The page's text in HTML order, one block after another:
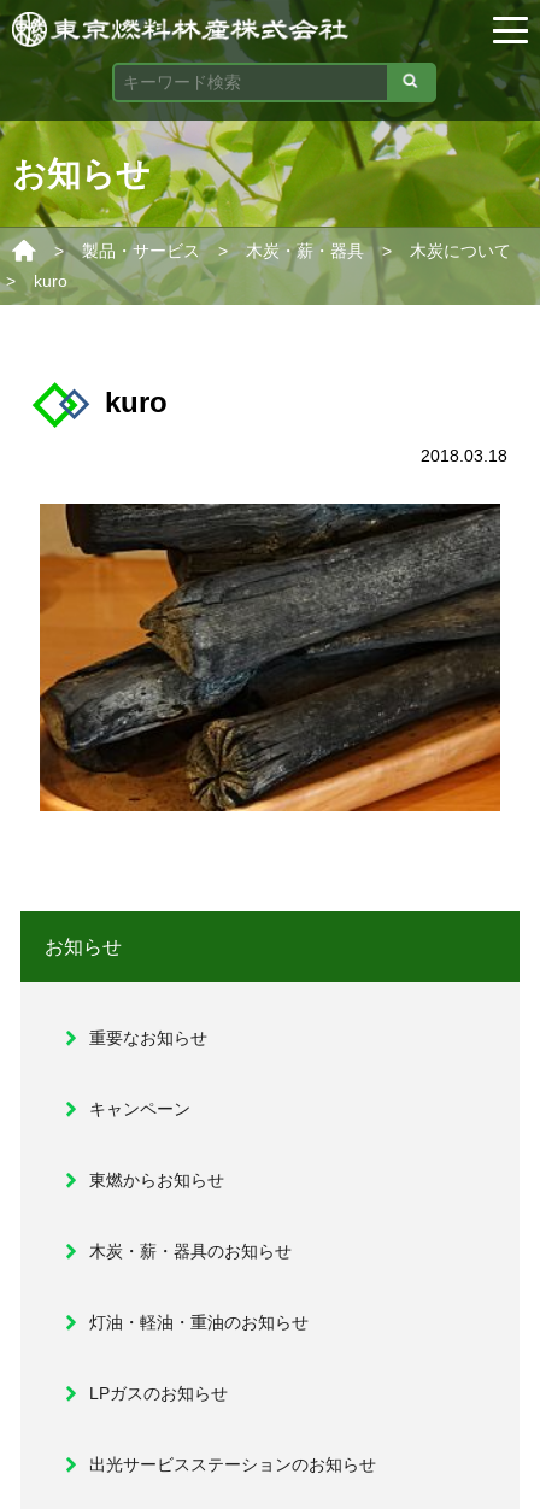
お知らせ
> 製品・サービス > 木炭・薪・器具 >
木炭について
>
kuro
kuro
2018.03.18
お知らせ
重要なお知らせ
キャンペーン
東燃からお知らせ
木炭・薪・器具のお知らせ
灯油・軽油・重油のお知らせ
LPガスのお知らせ
出光サービスステーションのお知らせ